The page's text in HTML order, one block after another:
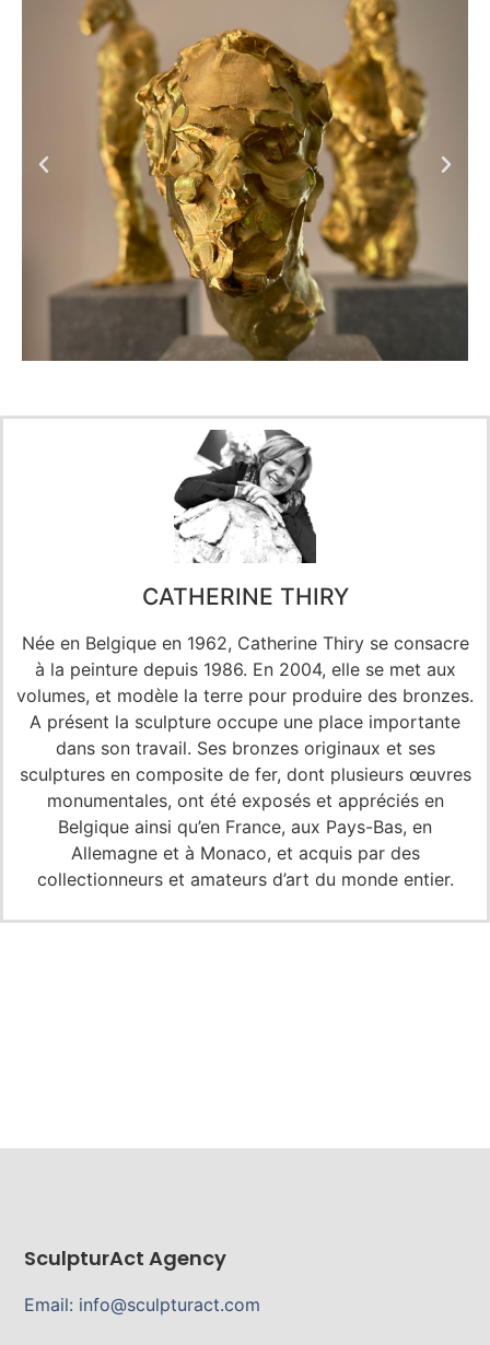
CATHERINE THIRY
Née en Belgique en 1962, Catherine Thiry se consacre
à la peinture depuis 1986. En 2004, elle se met aux
volumes, et modèle la terre pour produire des bronzes.
A présent la sculpture occupe une place importante
dans son travail. Ses bronzes originaux et ses
sculptures en composite de fer, dont plusieurs œuvres
monumentales, ont été exposés et appréciés en
Belgique ainsi qu’en France, aux Pays-Bas, en
Allemagne et à Monaco, et acquis par des
collectionneurs et amateurs d’art du monde entier.
SculpturAct Agency
Email: info@sculpturact.com